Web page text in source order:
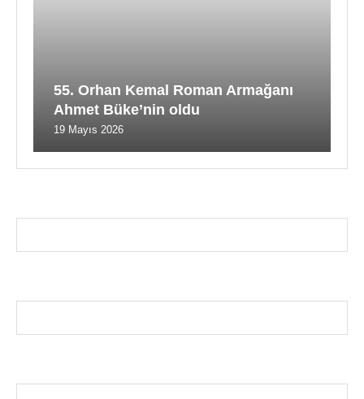
55. Orhan Kemal Roman Armağanı
Ahmet Büke’nin oldu
19 Mayıs 2026